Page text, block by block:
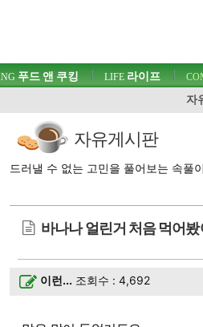
푸드 앤 쿠킹 LIFE 라이프
자
자유게시판
드러낼 수 없는 고민을 풀어보는 속풀
바나나 얼린거 처음 먹어봤
이런... 조회수 : 4,692